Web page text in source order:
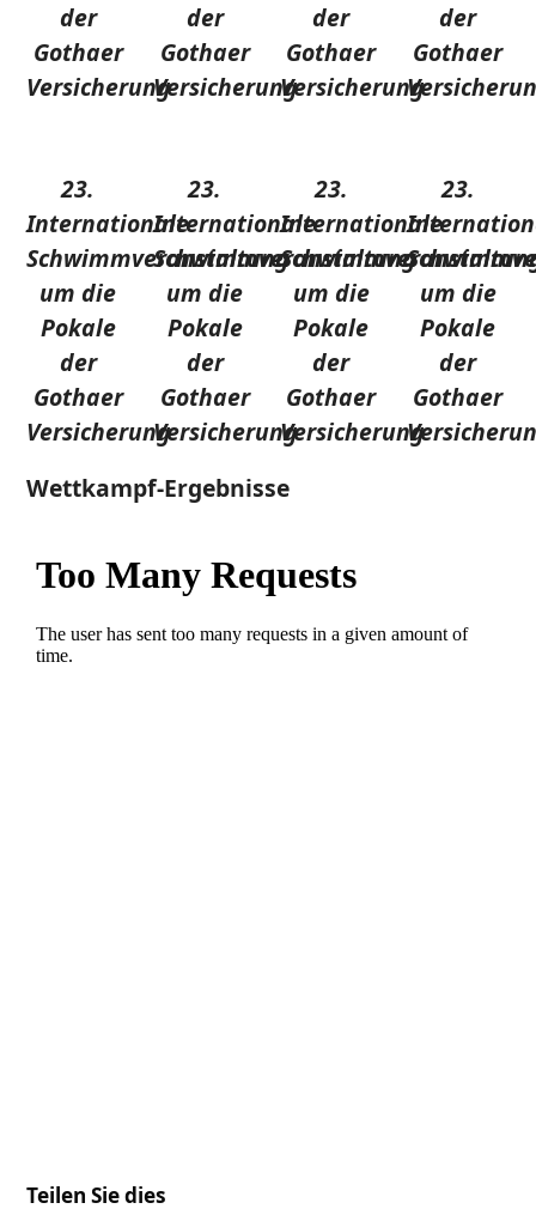
der
Gothaer
Versicherung
der
Gothaer
Versicherung
der
Gothaer
Versicherung
der
Gothaer
23.
Internationale
Schwimmveranstaltung
um die
Pokale
der
Gothaer
Versicherung
23.
Internationale
Schwimmveranstaltung
um die
Pokale
der
Gothaer
Versicherung
23.
Internationale
um die
Pokale
der
Gothaer
Versicherung
23.
um die
Pokale
der
Gothaer
Wettkampf-Ergebnisse
Teilen Sie dies